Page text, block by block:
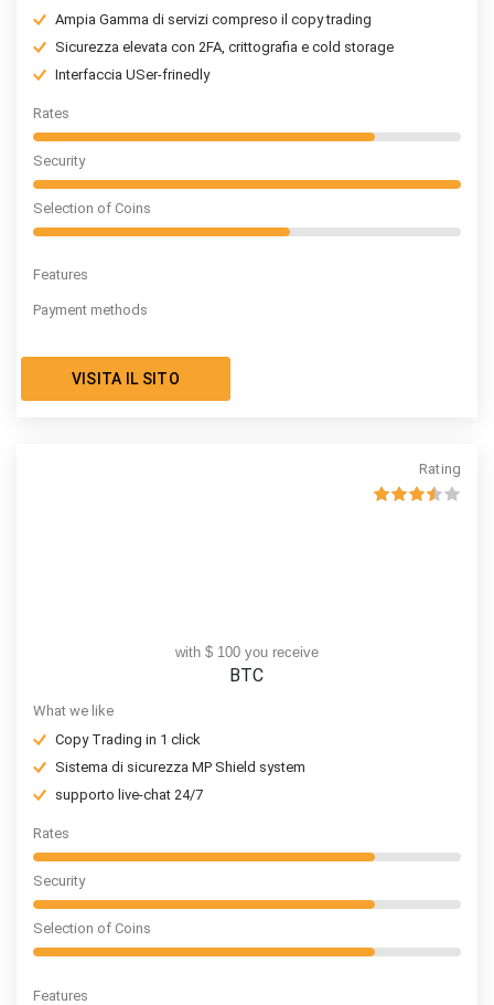
Ampia Gamma di servizi compreso il copy trading
Sicurezza elevata con 2FA, crittografia e cold storage
Interfaccia USer-frinedly
Rates
Security
Selection of Coins
Features
Payment methods
VISITA IL SITO
Rating
with $ 100 you receive
BTC
What we like
Copy Trading in 1 click
Sistema di sicurezza MP Shield system
supporto live-chat 24/7
Rates
Security
Selection of Coins
Features